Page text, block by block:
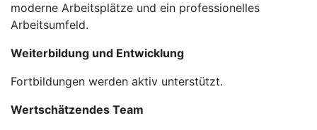
moderne Arbeitsplätze und ein professionelles
Arbeitsumfeld.
Weiterbildung und Entwicklung
Fortbildungen werden aktiv unterstützt.
Wertschätzendes Team